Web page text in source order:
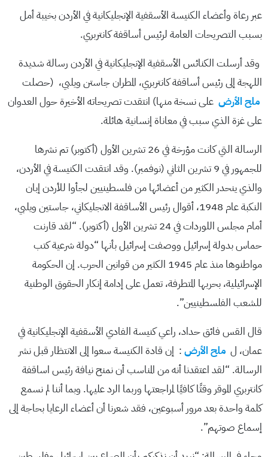
عبر رعاة وأعضاء الكنيسة الأسقفية الإنجليكانية في الأردن بخيبة أمل
بسبب التصريحات العامة لرئيس أساقفة كانتربري.
وقد أرسلت الكنائس الأسقفية الإنجليكانية في الأردن رسالة شديدة
اللهجة إلى رئيس أساقفة كانتربري، المطران جاستن ويلبي، (حصلت
ملح الأرض على نسخة منها) انتقدت تصريحاته الأخيرة حول العدوان
على غزة الذي سبب في معاناة إنسانية هائلة.
الرسالة التي كانت مؤرخة في 26 تشرين الأول (أكتوبر) تم نشرها
للجمهور في 9 تشرين الثاني (نوفمبر). وقد انتقدت الكنيسة في الأردن،
والذي ينحدر الكثير من أعضائها من فلسطينيين لجأوا للأردن إبان
النكبة عام 1948، أقوال رئيس الأساقفة الانجليكاني، جاستين ويلبي،
أمام مجلس اللوردات في 24 تشرين الأول (أكتوبر). “لقد قارنت
حماس بدولة إسرائيل ووصفت إسرائيل بأنها “دولة شرعية كتب
مواطنوها منذ عام 1945 الكثير من قوانين الحرب. إن الحكومة
الإسرائيلية، بحربها المتطرفة، تعمل على إدامة إنكار الحقوق الوطنية
للشعب الفلسطينيين”.
قال القس فائق حداد، راعي كنيسة الفادي الأسقفية الإنجليكانية في
عمان، ل ملح الأرض : إن قادة الكنيسة سعوا إلى الانتظار قبل نشر
الرسالة. “لقد اعتقدنا أنه من المناسب أن نمنح نيافة رئيس اساقفة
كانتربري الموقر وقتًا كافيًا لمراجعتها وربما الرد عليها. وبما أننا لم نسمع
كلمة واحدة بعد مرور أسبوعين، فقد شعرنا أن أعضاء الرعايا بحاجة إلى
إسماع صوتهم”.